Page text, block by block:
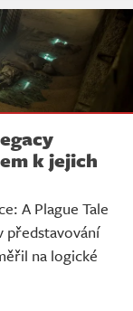
k jejich
A Plague Tale
představování
na logické